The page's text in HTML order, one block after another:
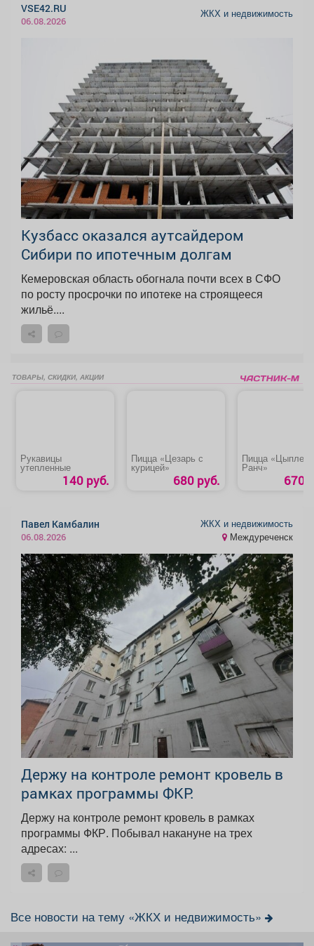
VSE42.RU
06.08.2026
ЖКХ и недвижимость
Кузбасс оказался аутсайдером
Сибири по ипотечным долгам
Кемеровская область обогнала почти всех в СФО
по росту просрочки по ипотеке на строящееся
жильё....
ТОВАРЫ, СКИДКИ, АКЦИИ
Рукавицы
утепленные
140 руб.
Пицца «Цезарь с
курицей»
680 руб.
Пицца
Ранч»
670
Павел Камбалин
06.08.2026
ЖКХ и недвижимость
Междуреченск
Держу на контроле ремонт кровель в
рамках программы ФКР.
Держу на контроле ремонт кровель в рамках
программы ФКР. Побывал накануне на трех
адресах: ...
Все новости на тему «ЖКХ и недвижимость»